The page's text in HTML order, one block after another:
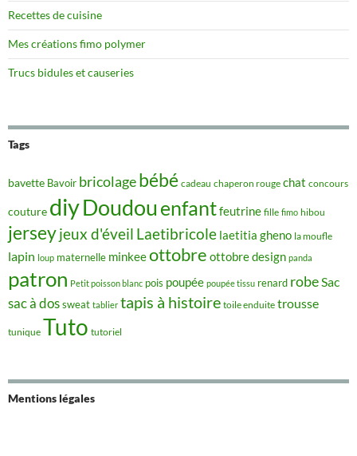
Recettes de cuisine
Mes créations fimo polymer
Trucs bidules et causeries
Tags
bavette Bavoir bricolagebébé cadeau chaperon rouge chat concours
couture diyDoudou enfantfeutrine fille fimo hibou
jerseyjeux d'éveil Laetibricole laetitia gheno la moufle
lapin loup maternelle minkeeottobre ottobre design panda
patron Petit poisson blanc pois poupée poupée tissu renard robeSac
sac à dossweat tablier tapis à histoire toile enduite trousse
tunique Tuto tutoriel
Mentions légales